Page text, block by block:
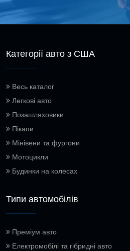
Категорії авто з США
Весь каталог
Легкові авто
Позашляховики
Пікапи
Мінівени та фургони
Мотоцикли
Будинки на колесах
Типи автомобілів
Преміум авто
Електромобілі та гібридні авто